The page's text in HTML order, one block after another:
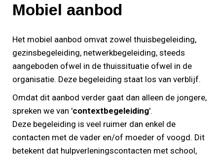
Mobiel aanbod
Het mobiel aanbod omvat zowel thuisbegeleiding,
gezinsbegeleiding, netwerkbegeleiding, steeds
aangeboden ofwel in de thuissituatie ofwel in de
organisatie. Deze begeleiding staat los van verblijf.
Omdat dit aanbod verder gaat dan alleen de jongere,
spreken we van 'contextbegeleiding'.
Deze begeleiding is veel ruimer dan enkel de
contacten met de vader en/of moeder of voogd. Dit
betekent dat hulpverleningscontacten met school,